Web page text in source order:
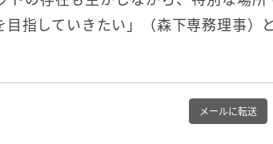
指していきたい」（森下専務理事）
メールに転送